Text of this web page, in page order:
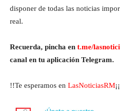
disponer de todas las noticias
real.
Recuerda, pincha en t.me/
canal en tu aplicación Telegram.
!!Te esperamos en LasNoticiasRM¡¡